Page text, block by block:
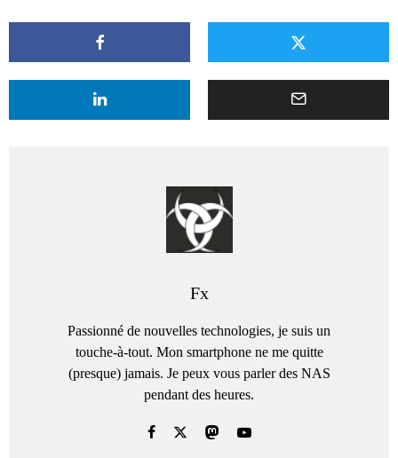
Fx
Passionné de nouvelles technologies, je suis un
touche-à-tout. Mon smartphone ne me quitte
(presque) jamais. Je peux vous parler des NAS
pendant des heures.